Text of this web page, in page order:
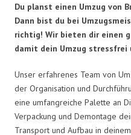
Du planst einen Umzug von
Dann bist du bei
richtig! Wir bieten dir einen
damit dein Umzug
Unser erfahrenes Team von
der Organisation und
eine umfangreiche Palette an
Verpackung und Demontage
Transport und Aufbau in